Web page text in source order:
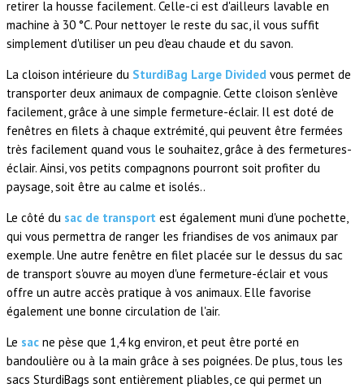
retirer la housse facilement. Celle-ci est d'ailleurs lavable en
machine à 30 °C. Pour nettoyer le reste du sac, il vous suffit
simplement d'utiliser un peu d'eau chaude et du savon.
La cloison intérieure du SturdiBag Large Divided vous permet de
transporter deux animaux de compagnie. Cette cloison s'enlève
facilement, grâce à une simple fermeture-éclair. Il est doté de
fenêtres en filets à chaque extrémité, qui peuvent être fermées
très facilement quand vous le souhaitez, grâce à des fermetures-
éclair. Ainsi, vos petits compagnons pourront soit profiter du
paysage, soit être au calme et isolés..
Le côté du sac de transport est également muni d'une pochette,
qui vous permettra de ranger les friandises de vos animaux par
exemple. Une autre fenêtre en filet placée sur le dessus du sac
de transport s'ouvre au moyen d'une fermeture-éclair et vous
offre un autre accès pratique à vos animaux. Elle favorise
également une bonne circulation de l'air.
Le sac ne pèse que 1,4 kg environ, et peut être porté en
bandoulière ou à la main grâce à ses poignées. De plus, tous les
sacs SturdiBags sont entièrement pliables, ce qui permet un